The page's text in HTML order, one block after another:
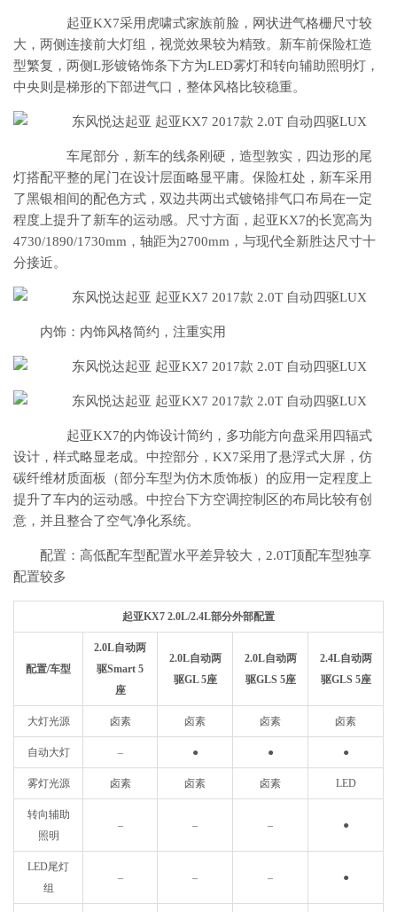
起亚KX7采用虎啸式家族前脸，网状进气格栅尺寸较
大，两侧连接前大灯组，视觉效果较为精致。新车前保险杠造
型繁复，两侧L形镀铬饰条下方为LED雾灯和转向辅助照明灯，
中央则是梯形的下部进气口，整体风格比较稳重。
车尾部分，新车的线条刚硬，造型敦实，四边形的尾
灯搭配平整的尾门在设计层面略显平庸。保险杠处，新车采用
了黑银相间的配色方式，双边共两出式镀铬排气口布局在一定
程度上提升了新车的运动感。尺寸方面，起亚KX7的长宽高为
4730/1890/1730mm，轴距为2700mm，与现代全新胜达尺寸十
分接近。
内饰：内饰风格简约，注重实用
起亚KX7的内饰设计简约，多功能方向盘采用四辐式
设计，样式略显老成。中控部分，KX7采用了悬浮式大屏，仿
碳纤维材质面板（部分车型为仿木质饰板）的应用一定程度上
提升了车内的运动感。中控台下方空调控制区的布局比较有创
意，并且整合了空气净化系统。
配置：高低配车型配置水平差异较大，2.0T顶配车型独享
配置较多
起亚KX7 2.0L/2.4L部分外部配置
配置/车型
2.0L自动两
驱Smart 5
座
2.0L自动两
驱GL 5座
2.0L自动两
驱GLS 5座
2.4L自动两
驱GLS 5座
大灯光源 卤素 卤素 卤素 卤素
自动大灯 – ● ● ●
雾灯光源 卤素 卤素 卤素 LED
转向辅助
照明
– – – ●
LED尾灯
组
– – – ●